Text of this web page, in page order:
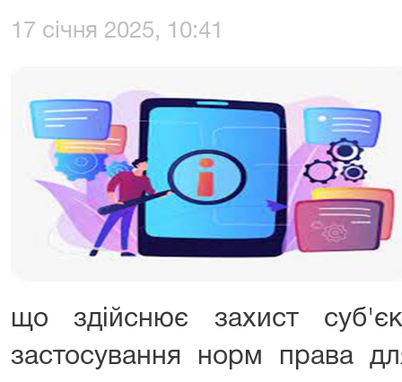
17 січня 2025, 10:41
що здійснює захист
застосування норм права